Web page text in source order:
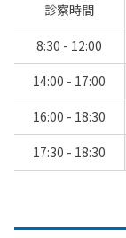
診察時間
8:30 - 12:00
14:00 - 17:00
16:00 - 18:30
17:30 - 18:30